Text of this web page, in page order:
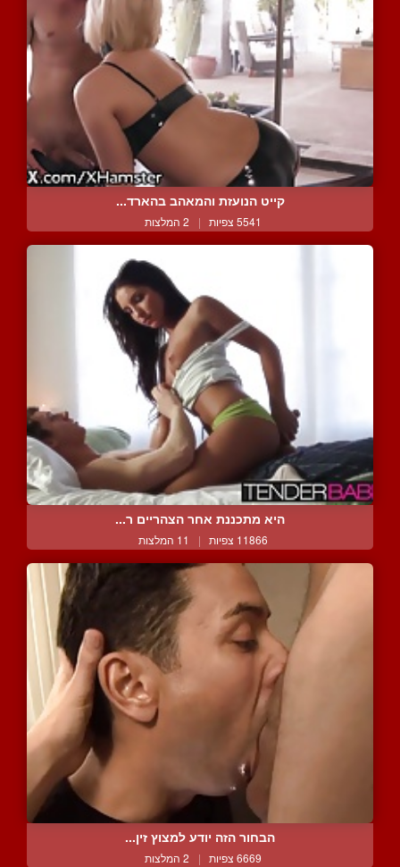
קייט הנועזת והמאהב בהארד...
5541 צפיות | 2 המלצות
היא מתכננת אחר הצהריים ר...
11866 צפיות | 11 המלצות
הבחור הזה יודע למצוץ זין...
6669 צפיות | 2 המלצות